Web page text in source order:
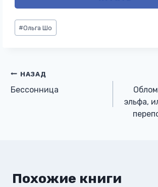
Метки
записи:
#Ольга Шо
Навигация
по
НАЗАД
Бессонница
эльфа,
Похожие книги